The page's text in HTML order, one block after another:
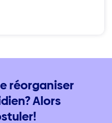
réorganiser
Alors